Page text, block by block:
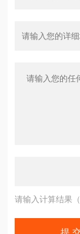
请输入计算结果